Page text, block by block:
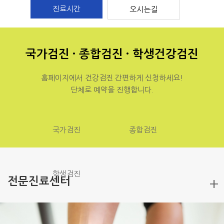
진료시간 오시는길
국가검진 · 종합검진 · 학생건강검진
홈페이지에서 건강검진 간편하게 신청하세요!
단체로 예약을 진행합니다.
국가검진 종합검진
학생검진
전문진료센터 +